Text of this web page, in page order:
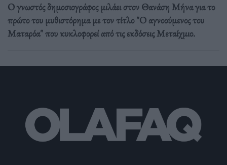
Ο γνωστός δημοσιογράφος μιλάει στον Θανάση Μήνα για το
πρώτο του μυθιστόρημα με τον τίτλο "Ο αγνοούμενος του
Ματαρόα" που κυκλοφορεί από τις εκδόσεις Μεταίχμιο.